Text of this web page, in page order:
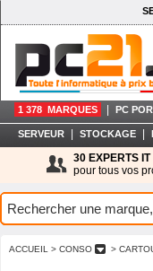
1 378 MARQUES PC
SERVEUR STOCKAGE
30 EXPERTS IT
pour tous vos
ACCUEIL > CONSO >